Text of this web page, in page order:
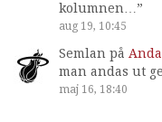
kolumnen…”
aug 19, 10:45
Semlan på
man andas ut
maj 16, 18:40